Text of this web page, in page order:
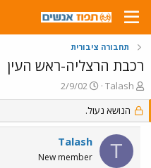
תחבורה ציבורית
רכבת הרצליה-ראש העין
פ
ו
ת
ח
נ
Talash
פ
ו
ר
ס
ם
ב
ת
2/9/02
הנושא נעול.
T
Talash
New member